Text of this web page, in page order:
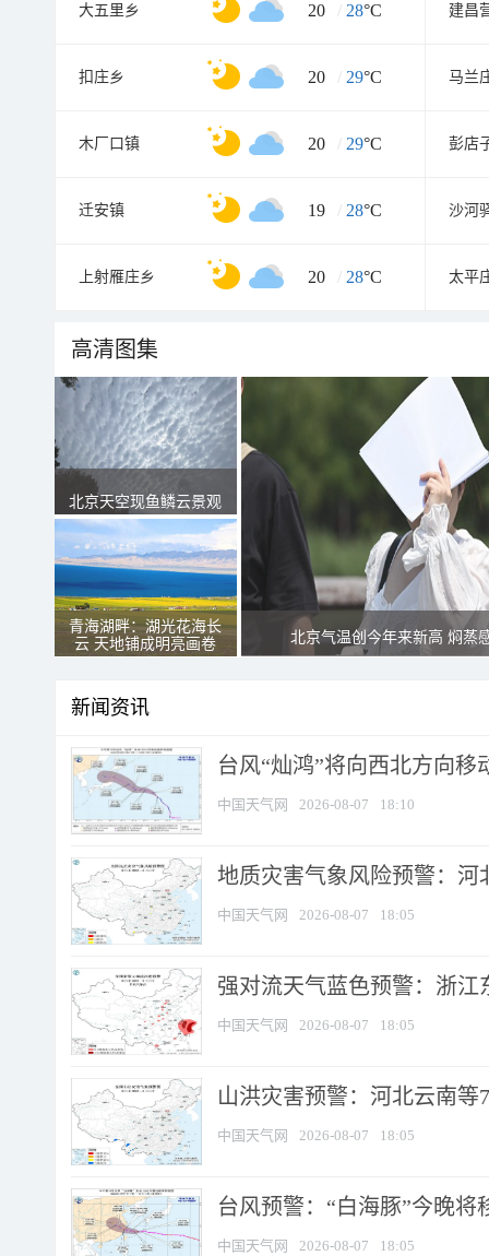
大五里乡 20 / 28°C 建昌
扣庄乡 20 / 29°C 马兰
木厂口镇 20 / 29°C 彭店
迁安镇 19 / 28°C 沙河
上射雁庄乡 20 / 28°C 太平
高清图集
北京天空现鱼鳞云景观
青海湖畔：湖光花海长
云 天地铺成明亮画卷
北京气温创今年来新高 焖蒸
新闻资讯
台风“灿鸿”将向西北方向移
中国天气网 2026-08-07 18:10
地质灾害气象风险预警：河
中国天气网 2026-08-07 18:05
强对流天气蓝色预警：浙江
中国天气网 2026-08-07 18:05
山洪灾害预警：河北云南
中国天气网 2026-08-07 18:05
台风预警：“白海豚”今晚将
中国天气网 2026-08-07 18:05